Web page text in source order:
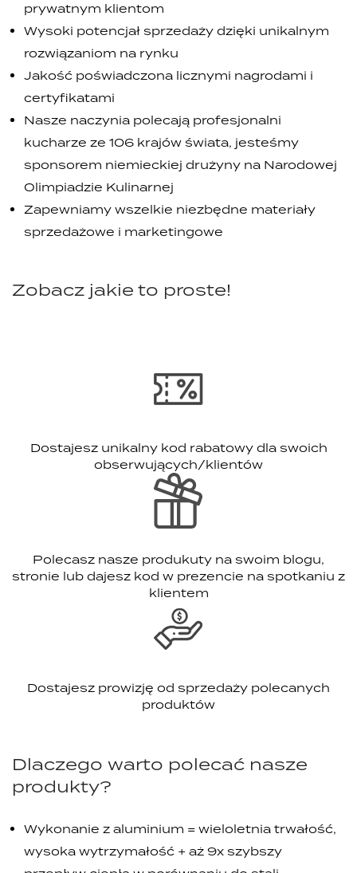
prywatnym klientom
Wysoki potencjał sprzedaży dzięki unikalnym
rozwiązaniom na rynku
Jakość poświadczona licznymi nagrodami i
certyfikatami
Nasze naczynia polecają profesjonalni
kucharze ze 106 krajów świata, jesteśmy
sponsorem niemieckiej drużyny na Narodowej
Olimpiadzie Kulinarnej
Zapewniamy wszelkie niezbędne materiały
sprzedażowe i marketingowe
Zobacz jakie to proste!
Dostajesz unikalny kod rabatowy dla swoich
obserwujących/klientów
Polecasz nasze produkuty na swoim blogu,
stronie lub dajesz kod w prezencie na spotkaniu z
klientem
Dostajesz prowizję od sprzedaży polecanych
produktów
Dlaczego warto polecać nasze
produkty?
Wykonanie z aluminium = wieloletnia trwałość,
wysoka wytrzymałość + aż 9x szybszy